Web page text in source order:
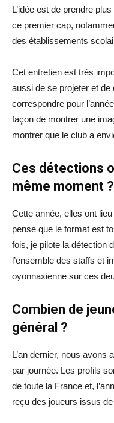
L’idée est de prendre
ce premier cap,
des établissements
Cet entretien est très
aussi de se projeter et
correspondre pour
façon de montrer une
montrer que le club a
Ces détections
même moment ?
Cette année, elles ont
pense que le format est
fois, je pilote la détection
l’ensemble des staffs et
oyonnaxienne sur ces
Combien de
général ?
L’an dernier, nous avons
par journée. Les profils
de toute la France et,
reçu des joueurs issus